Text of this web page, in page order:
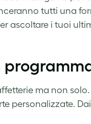
tutti una
ascoltare i tuoi
ma non
personalizzate.